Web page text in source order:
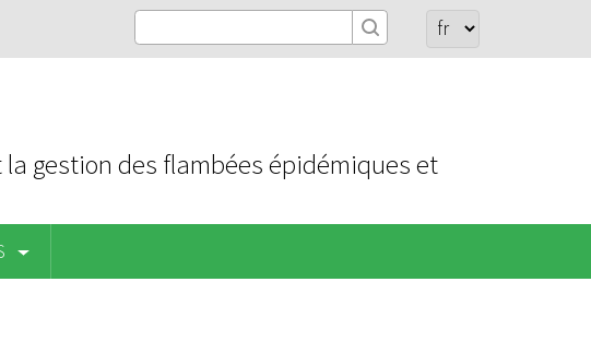
gestion des flambées épidémiques et